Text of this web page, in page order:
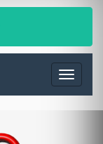
Menú